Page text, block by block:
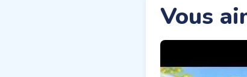
Vous